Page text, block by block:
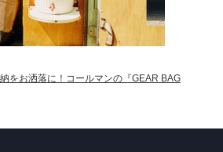
をお洒落に！コールマンの『GEAR BAG